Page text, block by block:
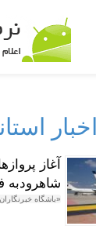
آغاز
شاهرودبه
«باشگاه